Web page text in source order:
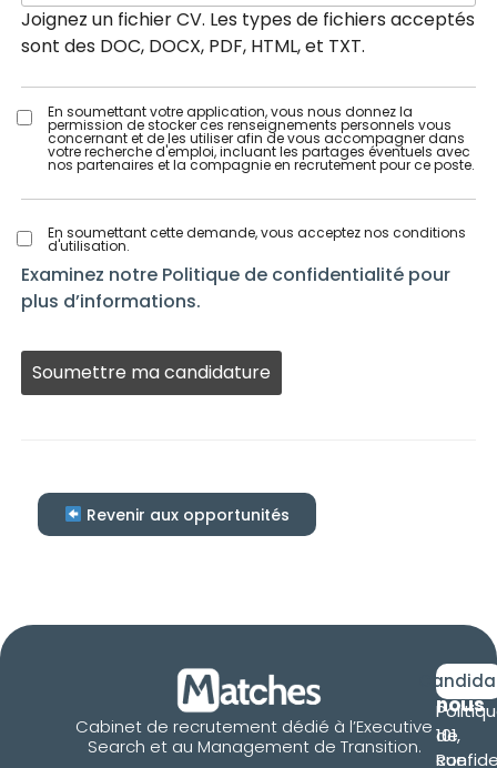
Joignez un fichier CV. Les types de fichiers acceptés
sont des DOC, DOCX, PDF, HTML, et TXT.
En soumettant votre application, vous nous donnez la
permission de stocker ces renseignements personnels vous
concernant et de les utiliser afin de vous accompagner dans
votre recherche d'emploi, incluant les partages éventuels avec
nos partenaires et la compagnie en recrutement pour ce poste.
En soumettant cette demande, vous acceptez nos conditions
d'utilisation.
Examinez notre Politique de confidentialité pour
plus d’informations.
Les gens
à la
recherche
mettre ici.
Revenir aux opportunités
Cabinet de recrutement dédié à l’Executive
Search et au Management de Transition.
nous
101,
Rue
de